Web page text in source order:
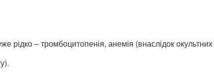
рідко – тромбоцитопенія, анемія (внаслідок окультних